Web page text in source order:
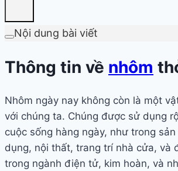
Nội dung bài viết
Thông tin về nhôm
Nhôm ngày nay không còn là một
với chúng ta. Chúng được sử dụng
cuộc sống hàng ngày, như trong
dụng, nội thất, trang trí nhà cửa, và
trong ngành điện tử, kim hoàn, và